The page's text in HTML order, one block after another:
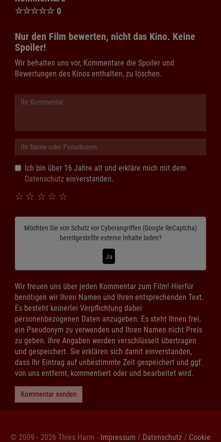
☆☆☆☆☆ 0
Nur den Film bewerten, nicht das Kino. Keine
Spoiler!
Wir behalten uns vor, Kommentare die Spoiler und
Bewertungen des Kinos enthalten, zu löschen.
Ich bin über 16 Jahre alt und erkläre mich mit dem
Datenschutz einverstanden.
☆
☆
☆
☆
☆
Möchten Sie von Schutz vor Cyberangriffen (Google ReCaptcha)
bereitgestellte externe Inhalte laden?
Ja
Wir freuen uns über jeden Kommentar zum Film! Hierfür
benötigen wir Ihren Namen und Ihren entsprechenden Text.
Es besteht keinerlei Verpflichtung dabei
personenbezogenen Daten anzugeben: Es steht Ihnen frei,
ein Pseudonym zu verwenden und Ihren Namen nicht Preis
zu geben. Ihre Angaben werden verschlüsselt übertragen
und gespeichert. Sie erklären sich damit einverstanden,
dass Ihr Eintrag auf unbestimmte Zeit gespeichert und ggf.
von uns entfernt, kommentiert oder und bearbeitet wird.
Kommentar senden
© 2009 - 2026 Thies Harm - Impressum / Datenschutz / Cookie